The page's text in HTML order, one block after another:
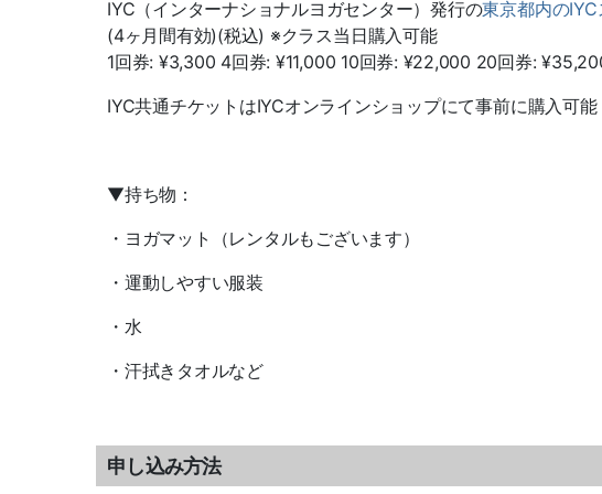
IYC （インターナショナルヨガセンター）発行の東京都内のIYC
(4ヶ月間有効)(税込) ※クラス当日購入可能
1回券: ¥3,300 4回券: ¥11,000 10回券: ¥22,000 20回券:
IYC共通チケットはIYCオンラインショップにて事前に購入可能
▼持ち物：
・ヨガマット（レンタルもございます）
・運動しやすい服装
・水
・汗拭きタオルなど
申し込み方法